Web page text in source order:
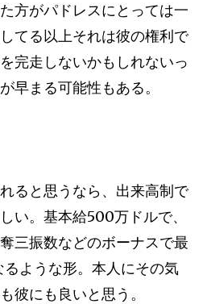
方がパドレスにとっては一
てる以上それは彼の権利で
完走しないかもしれないっ
早まる可能性もある。
ると思うなら、出来高制で
い。基本給500万ドルで、
三振数などのボーナスで最
ような形。本人にその気
彼にも良いと思う。